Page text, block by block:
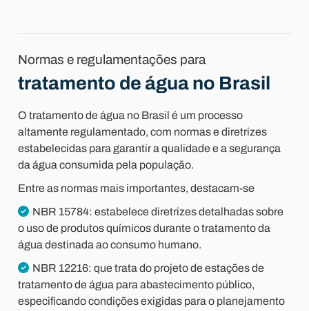
Normas e regulamentações para
tratamento de água no Brasil
O tratamento de água no Brasil é um processo
altamente regulamentado, com normas e diretrizes
estabelecidas para garantir a qualidade e a segurança
da água consumida pela população.
Entre as normas mais importantes, destacam-se
NBR 15784: estabelece diretrizes detalhadas sobre
o uso de produtos químicos durante o tratamento da
água destinada ao consumo humano.
NBR 12216: que trata do projeto de estações de
tratamento de água para abastecimento público,
especificando condições exigidas para o planejamento